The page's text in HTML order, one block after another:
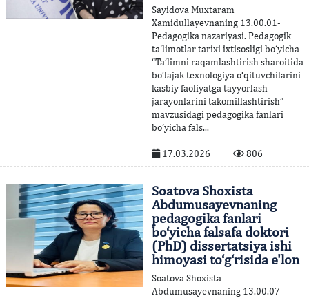
Sayidova Muxtaram
Xamidullayevnaning 13.00.01-
Pedagogika nazariyasi. Pedagogik
ta’limotlar tarixi ixtisosligi bo‘yicha
“Ta’limni raqamlashtirish sharoitida
bo‘lajak texnologiya o‘qituvchilarini
kasbiy faoliyatga tayyorlash
jarayonlarini takomillashtirish”
mavzusidagi pedagogika fanlari
bo‘yicha fals...
17.03.2026 806
Soatova Shoxista
Abdumusayevnaning
pedagogika fanlari
bo‘yicha falsafa doktori
(PhD) dissertatsiya ishi
himoyasi to‘g‘risida e'lon
Soatova Shoxista
Abdumusayevnaning 13.00.07 –